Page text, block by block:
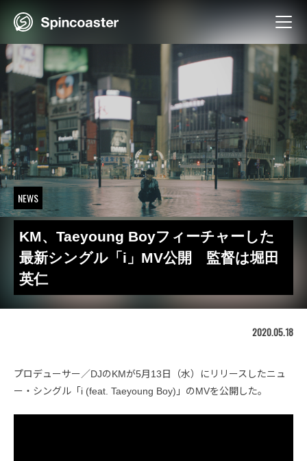
NEWS
KM、Taeyoung Boyフィーチャーした
最新シングル「i」MV公開 監督は堀田
英仁
2020.05.18
プロデューサー／DJのKMが5月13日（水）にリリースしたニュ
ー・シングル「i (feat. Taeyoung Boy)」のMVを公開した。